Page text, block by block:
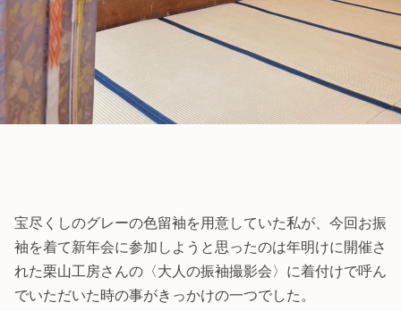
宝尽くしのグレーの色留袖を用意していた私が、今回お振
袖を着て新年会に参加しようと思ったのは年明けに開催さ
れた栗山工房さんの〈大人の振袖撮影会〉に着付けで呼ん
でいただいた時の事がきっかけの一つでした。